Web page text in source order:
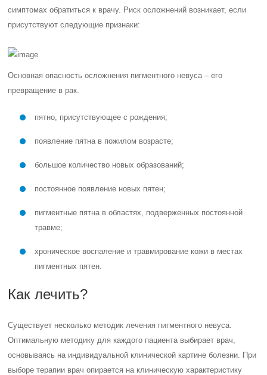
симптомах обратиться к врачу. Риск осложнений возникает, если
присутствуют следующие признаки:
Основная опасность осложнения пигментного невуса – его
превращение в рак.
пятно, присутствующее с рождения;
появление пятна в пожилом возрасте;
большое количество новых образований;
постоянное появление новых пятен;
пигментные пятна в областях, подверженных постоянной
травме;
хроническое воспаление и травмирование кожи в местах
пигментных пятен.
Как лечить?
Существует несколько методик лечения пигментного невуса.
Оптимальную методику для каждого пациента выбирает врач,
основываясь на индивидуальной клинической картине болезни. При
выборе терапии врач опирается на клиническую характеристику